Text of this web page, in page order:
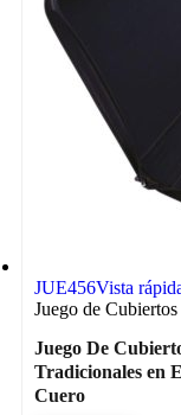
JUE456Vista
Juego de Cubiertos
Juego De
Tradicionales en
Cuero